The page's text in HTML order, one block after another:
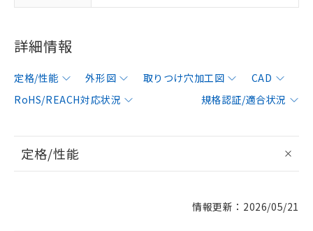
詳細情報
定格/性能 外形図 取りつけ穴加工図
CAD
RoHS/REACH対応状況
規格認証/適合状況
定格/性能
情報更新：2026/05/21